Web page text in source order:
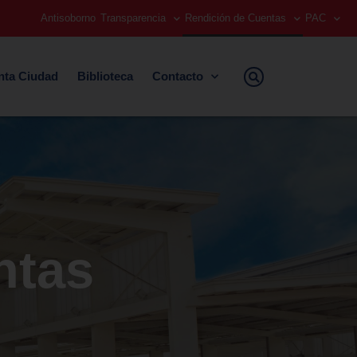
Antisoborno Transparencia Rendición de Cuentas PAC
Ciudad Biblioteca Contacto